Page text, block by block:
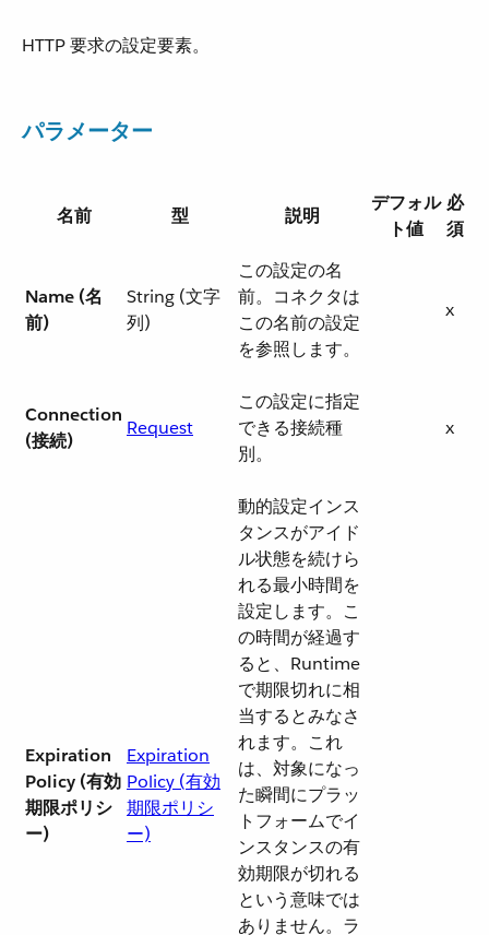
HTTP 要求の設定要素。
パラメーター
名前 型 説明
デフォル
ト値
必
須
Name (名
前)
String (文字
列)
この設定の名
前。コネクタは
この名前の設定
を参照します。
x
Connection
(接続)
Request
この設定に指定
できる接続種
別。
x
Expiration
Policy (有効
期限ポリシ
ー)
Expiration
Policy (有効
期限ポリシ
ー)
動的設定インス
タンスがアイド
ル状態を続けら
れる最小時間を
設定します。こ
の時間が経過す
ると、Runtime
で期限切れに相
当するとみなさ
れます。これ
は、対象になっ
た瞬間にプラッ
トフォームでイ
ンスタンスの有
効期限が切れる
という意味では
ありません。ラ